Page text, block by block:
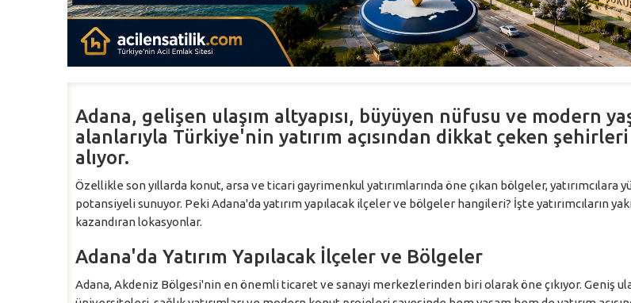
Adana, gelişen ulaşım altyapısı, büyüyen nüfusu ve modern
alanlarıyla Türkiye'nin yatırım açısından dikkat çeken
alıyor.
Özellikle son yıllarda konut, arsa ve ticari gayrimenkul yatırımlarında öne çıkan bölgeler, yatırımcılara
potansiyeli sunuyor. Peki Adana'da yatırım yapılacak ilçeler ve bölgeler hangileri? İşte yatırımcıların
kazandıran lokasyonlar.
Adana'da Yatırım Yapılacak İlçeler ve Bölgeler
Adana, Akdeniz Bölgesi'nin en önemli ticaret ve sanayi merkezlerinden biri olarak öne çıkıyor. Geniş